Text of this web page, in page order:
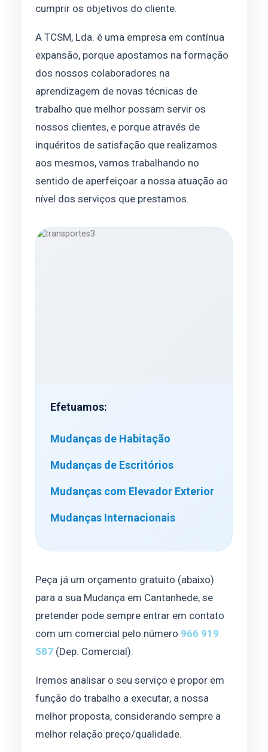
cumprir os objetivos do cliente.
A TCSM, Lda. é uma empresa em contínua
expansão, porque apostamos na formação
dos nossos colaboradores na
aprendizagem de novas técnicas de
trabalho que melhor possam servir os
nossos clientes, e porque através de
inquéritos de satisfação que realizamos
aos mesmos, vamos trabalhando no
sentido de aperfeiçoar a nossa atuação ao
nível dos serviços que prestamos.
Efetuamos:
Mudanças de Habitação
Mudanças de Escritórios
Mudanças com Elevador Exterior
Mudanças Internacionais
Peça já um orçamento gratuito (abaixo)
para a sua Mudança em Cantanhede, se
pretender pode sempre entrar em contato
com um comercial pelo número 966 919
587 (Dep. Comercial).
Iremos analisar o seu serviço e propor em
função do trabalho a executar, a nossa
melhor proposta, considerando sempre a
melhor relação preço/qualidade.